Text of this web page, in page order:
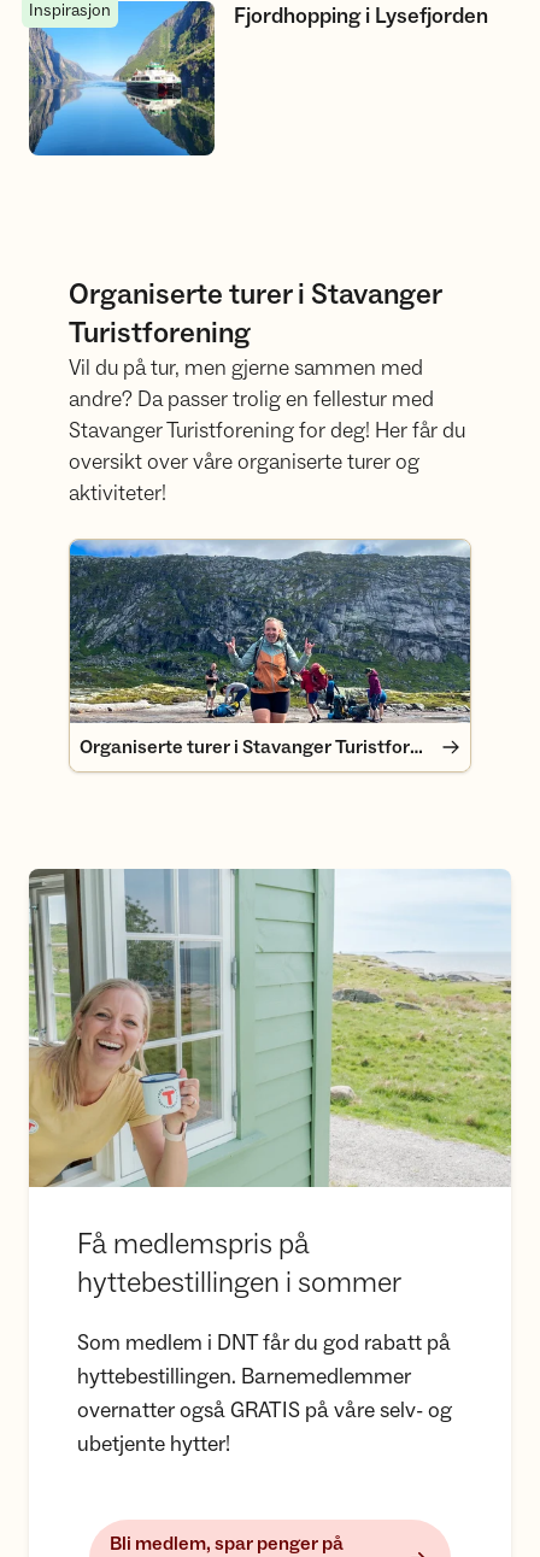
Fjordhopping i Lysefjorden
Inspirasjon Fjordhopping i Lysefjorden
Organiserte turer i Stavanger
Turistforening
Vil du på tur, men gjerne sammen med
andre? Da passer trolig en fellestur med
Stavanger Turistforening for deg! Her får du
oversikt over våre organiserte turer og
aktiviteter!
Organiserte turer i Stavanger Turistforening
Organiserte turer i Stavanger Turistforening
Få medlemspris på hyttebestillingen i sommer
Få medlemspris på
hyttebestillingen i sommer
Som medlem i DNT får du god rabatt på
hyttebestillingen. Barnemedlemmer
overnatter også GRATIS på våre selv- og
ubetjente hytter!
Bli medlem, spar penger på